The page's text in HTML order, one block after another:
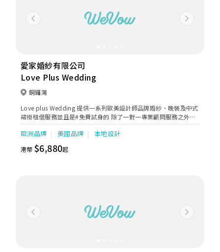
Previous Next
愛家婚紗有限公司
Love Plus Wedding
銅鑼灣
Love plus Wedding 提供一系列歐美設計師品牌婚紗、￼晚裝及中式
裙褂租借服務並且是#免費試身的 除了一對一專業顧問服務之外，￼
一系列婚紗和晚禮服也是用心為了配合每位￼￼準新娘子能夠找到合適
的夢想嫁衣， ￼從而不斷尋覓及增添不同嶄新元素達到最優質，￼讓您
在重要場合閃耀光芒，￼成為最耀眼的焦點。
歐洲品牌 美國品牌 本地設計
港幣$6,880起
Previous Next